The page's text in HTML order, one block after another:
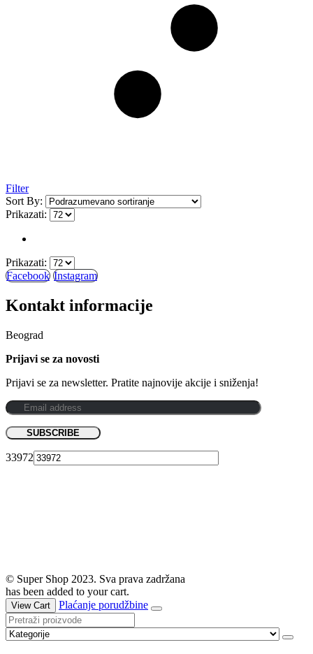
Filter
Sort By:
Prikazati:
Prikazati:
Facebook Instagram
Kontakt informacije
Beograd
Prijavi se za novosti
Prijavi se za newsletter. Pratite najnovije akcije i sniženja!
33972
© Super Shop 2023. Sva prava zadržana
has been added to your cart.
View Cart Plaćanje porudžbine